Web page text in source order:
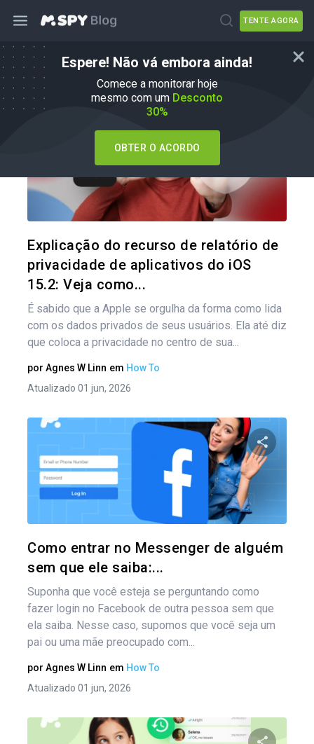
TENTE AGORA
Espere! Não vá embora ainda!
Comece a monitorar hoje
mesmo com um Desconto
30%
OBTER O ACORDO
Como fazer
Explicação do recurso de relatório de
privacidade de aplicativos do iOS
15.2: Veja como...
É sabido que a Apple se orgulha da forma como lida
com os dados privados de seus usuários. Ela até diz
que coloca a privacidade no centro de sua...
por Agnes W Linn em How To
Atualizado 01 jun, 2026
Como entrar no Messenger de alguém
sem que ele saiba:...
Suponha que você esteja se perguntando como
fazer login no Facebook de outra pessoa sem que
ela saiba. Nesse caso, supomos que você seja um
pai ou uma mãe preocupado com...
por Agnes W Linn em How To
Atualizado 01 jun, 2026